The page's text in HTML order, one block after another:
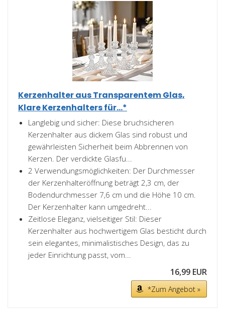
Kerzenhalter aus Transparentem Glas,
Klare Kerzenhalters für...*
Langlebig und sicher: Diese bruchsicheren
Kerzenhalter aus dickem Glas sind robust und
gewährleisten Sicherheit beim Abbrennen von
Kerzen. Der verdickte Glasfu...
2 Verwendungsmöglichkeiten: Der Durchmesser
der Kerzenhalteröffnung beträgt 2,3 cm, der
Bodendurchmesser 7,6 cm und die Höhe 10 cm.
Der Kerzenhalter kann umgedreht...
Zeitlose Eleganz, vielseitiger Stil: Dieser
Kerzenhalter aus hochwertigem Glas besticht durch
sein elegantes, minimalistisches Design, das zu
jeder Einrichtung passt, vom...
16,99 EUR
*Zum Angebot »